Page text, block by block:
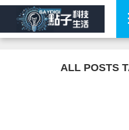
ALL POSTS